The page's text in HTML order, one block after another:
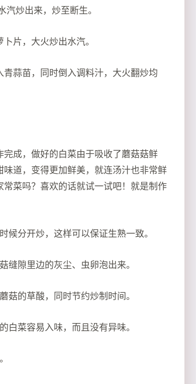
汽炒出来，炒至断生。
片，大火炒出水汽。
青蒜苗，同时倒入调料汁，大火翻炒均
完成，做好的白菜由于吸收了蘑菇菇鲜
道，变得更加鲜美，就连汤汁也非常鲜
菜吗？喜欢的话就试一试吧！就是制作
候分开炒，这样可以保证生熟一致。
缝隙里边的灰尘、虫卵泡出来。
菇的草酸，同时节约炒制时间。
白菜容易入味，而且没有异味。